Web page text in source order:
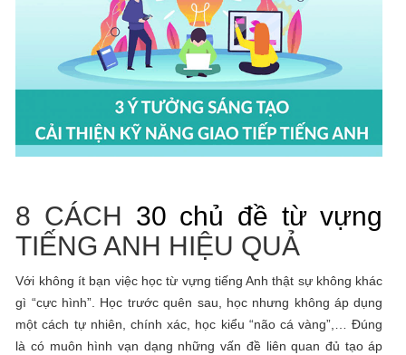
8 CÁCH 30 chủ đề từ vựng
TIẾNG ANH HIỆU QUẢ
Với không ít bạn việc học từ vựng tiếng Anh thật sự không khác
gì “cực hình”. Học trước quên sau, học nhưng không áp dụng
một cách tự nhiên, chính xác, học kiểu “não cá vàng”,… Đúng
là có muôn hình vạn dạng những vấn đề liên quan đủ tạo áp